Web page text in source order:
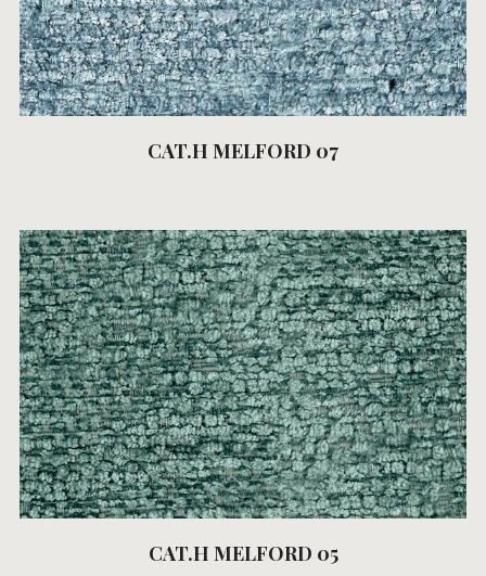
CAT.H MELFORD 07
CAT.H MELFORD 05